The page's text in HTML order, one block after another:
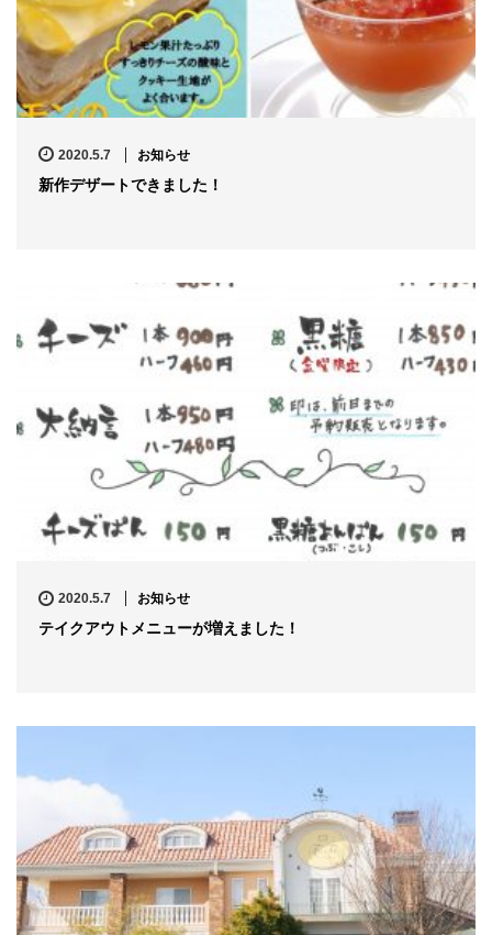
2020.5.7 お知らせ
新作デザートできました！
2020.5.7 お知らせ
テイクアウトメニューが増えました！